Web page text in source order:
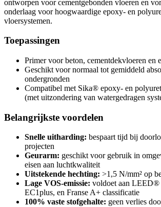
ontworpen voor cementgebonden vloeren en
onderlaag voor hoogwaardige epoxy- en
vloersystemen.
Toepassingen
Primer voor beton, cementdekvloeren en
Geschikt voor normaal tot gemiddeld
ondergronden
Compatibel met Sika® epoxy- en
(met uitzondering van watergedragen
Belangrijkste voordelen
Snelle uitharding: bespaart tijd bij
projecten
Geurarm: geschikt voor gebruik in
eisen aan luchtkwaliteit
Uitstekende hechting: >1,5 N/mm² op
Lage VOS-emissie: voldoet aan
EC1plus, en Franse A+ classificatie
100% vaste stofgehalte: geen verlies